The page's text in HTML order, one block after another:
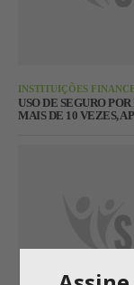
INSTITUIÇÕES
USO DE SEGURO
MAIS DE 10 VEZES,